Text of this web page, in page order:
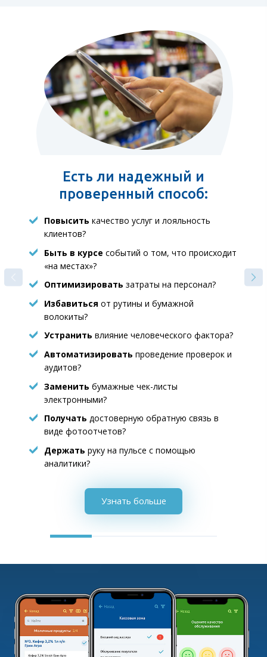
Есть ли надежный и
проверенный способ:
Повысить качество услуг и лояльность
клиентов?
Быть в курсе событий о том, что происходит
«на местах»?
Оптимизировать затраты на персонал?
Избавиться от рутины и бумажной
волокиты?
Устранить влияние человеческого фактора?
Автоматизировать проведение проверок и
аудитов?
Заменить бумажные чек-листы
электронными?
Получать достоверную обратную связь в
виде фотоотчетов?
Держать руку на пульсе с помощью
аналитики?
Узнать больше